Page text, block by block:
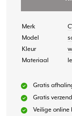
Merk
Model
Kleur
Materiaal
Gratis
Gratis
Veilige online